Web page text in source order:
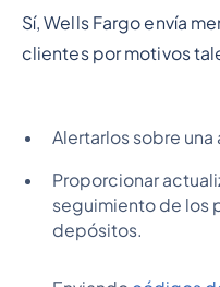
Sí, Wells Fargo envía
clientes por motivos
Alertarlos sobre
Proporcionar
seguimiento de los
depósitos.